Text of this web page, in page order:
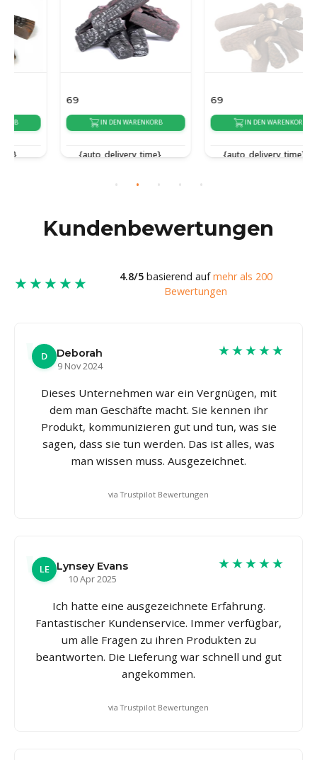
IN DEN WARENKORB
{auto_delivery_time}
IN DEN WARENKORB
{auto_delivery_time}
Kundenbewertungen
★★★★★ 4.8/5basierend aufmehr als 200
Bewertungen
D
Deborah
9 Nov 2024
★★★★★
Dieses Unternehmen war ein Vergnügen, mit
dem man Geschäfte macht. Sie kennen ihr
Produkt, kommunizieren gut und tun, was sie
sagen, dass sie tun werden. Das ist alles, was
man wissen muss. Ausgezeichnet.
via Trustpilot Bewertungen
LE
Lynsey Evans
10 Apr 2025
★★★★★
Ich hatte eine ausgezeichnete Erfahrung.
Fantastischer Kundenservice. Immer verfügbar,
um alle Fragen zu ihren Produkten zu
beantworten. Die Lieferung war schnell und gut
angekommen.
via Trustpilot Bewertungen